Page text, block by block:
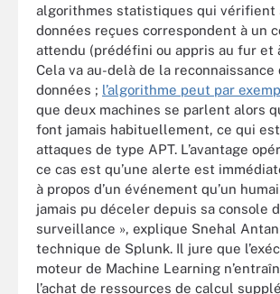
algorithmes statistiques qui vérifient
données reçues correspondent à un
attendu (prédéfini ou appris au fur et
Cela va au-delà de la reconnaissance
données ; l’algorithme peut par
que deux machines se parlent alors
font jamais habituellement, ce qui
attaques de type APT. L’avantage
ce cas est qu’une alerte est
à propos d’un événement qu’un
jamais pu déceler depuis sa console
surveillance », explique Snehal
technique de Splunk. Il jure que
moteur de Machine Learning
l’achat de ressources de calcul